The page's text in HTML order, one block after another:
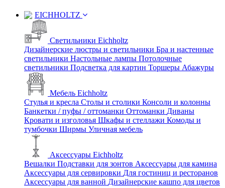
EICHHOLTZ
Светильники Eichholtz
Дизайнерские люстры и светильники Бра и настенные
светильники Настольные лампы Потолочные
светильники Подсветка для картин Торшеры Абажуры
Мебель Eichholtz
Стулья и кресла Столы и столики Консоли и колонны
Банкетки / пуфы / оттоманки Оттоманки Диваны
Кровати и изголовья Шкафы и стеллажи Комоды и
тумбочки Ширмы Уличная мебель
Аксессуары Eichholtz
Вешалки Подставки для зонтов Аксессуары для камина
Аксессуары для сервировки Для гостиниц и ресторанов
Аксессуары для ванной Дизайнерские кашпо для цветов